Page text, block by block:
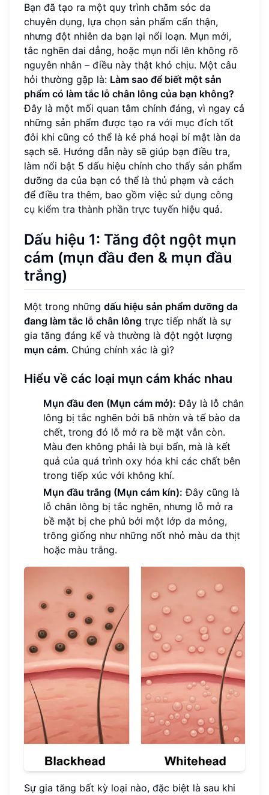
Bạn đã tạo ra một quy trình chăm sóc da
chuyên dụng, lựa chọn sản phẩm cẩn thận,
nhưng đột nhiên da bạn lại nổi loạn. Mụn mới,
tắc nghẽn dai dẳng, hoặc mụn nổi lên không rõ
nguyên nhân – điều này thật khó chịu. Một câu
hỏi thường gặp là: Làm sao để biết một sản
phẩm có làm tắc lỗ chân lông của bạn không?
Đây là một mối quan tâm chính đáng, vì ngay cả
những sản phẩm được tạo ra với mục đích tốt
đôi khi cũng có thể là kẻ phá hoại bí mật làn da
sạch sẽ. Hướng dẫn này sẽ giúp bạn điều tra,
làm nổi bật 5 dấu hiệu chính cho thấy sản phẩm
dưỡng da của bạn có thể là thủ phạm và cách
để điều tra thêm, bao gồm việc sử dụng công
cụ kiểm tra thành phần trực tuyến hiệu quả.
Dấu hiệu 1: Tăng đột ngột mụn
cám (mụn đầu đen & mụn đầu
trắng)
Một trong những dấu hiệu sản phẩm dưỡng da
đang làm tắc lỗ chân lông trực tiếp nhất là sự
gia tăng đáng kể và thường là đột ngột lượng
mụn cám. Chúng chính xác là gì?
Hiểu về các loại mụn cám khác nhau
Mụn đầu đen (Mụn cám mở): Đây là lỗ chân
lông bị tắc nghẽn bởi bã nhờn và tế bào da
chết, trong đó lỗ mở ra bề mặt vẫn còn.
Màu đen không phải là bụi bẩn, mà là kết
quả của quá trình oxy hóa khi các chất bên
trong tiếp xúc với không khí.
Mụn đầu trắng (Mụn cám kín): Đây cũng là
lỗ chân lông bị tắc nghẽn, nhưng lỗ mở ra
bề mặt bị che phủ bởi một lớp da mỏng,
trông giống như những nốt nhỏ màu da thịt
hoặc màu trắng.
Sự gia tăng bất kỳ loại nào, đặc biệt là sau khi